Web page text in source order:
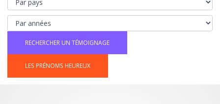
LES PRÉNOMS HEUREUX